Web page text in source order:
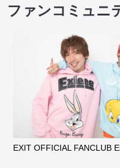
ファンコミュニ
EXIT OFFICIAL FANCLUB